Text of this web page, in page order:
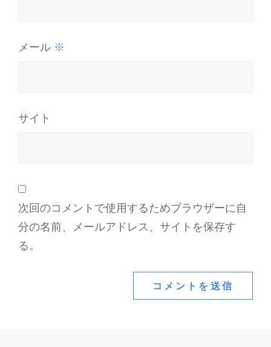
メール ※
サイト
次回のコメントで使用するためブラウザーに自
分の名前、メールアドレス、サイトを保存す
る。